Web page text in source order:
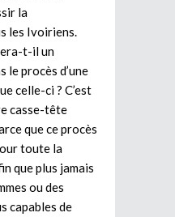
la
les Ivoiriens.
t-il un
le procès d’une
celle-ci ? C’est
casse-tête
que ce procès
toute la
que plus jamais
ou des
capables de